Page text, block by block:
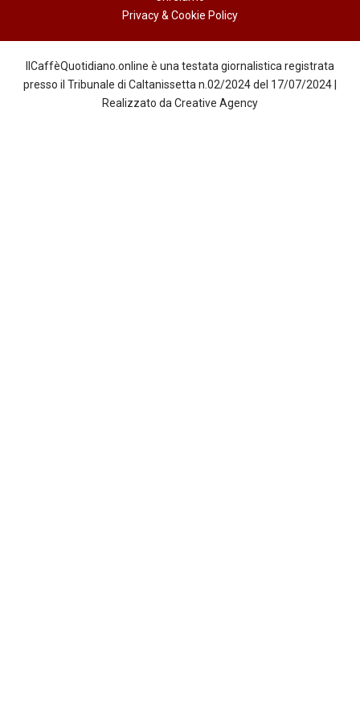
Privacy & Cookie Policy
IlCaffèQuotidiano.online è una testata giornalistica registrata
presso il Tribunale di Caltanissetta n.02/2024 del 17/07/2024 |
Realizzato da Creative Agency